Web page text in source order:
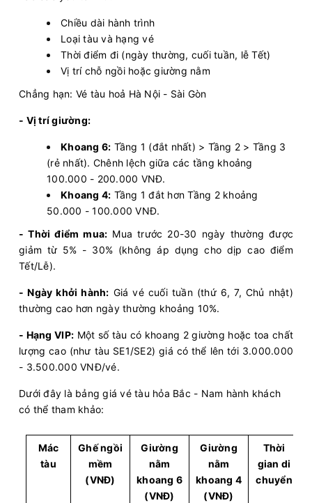
Chiều dài hành trình
Loại tàu và hạng vé
Thời điểm đi (ngày thường, cuối tuần, lễ Tết)
Vị trí chỗ ngồi hoặc giường nằm
Chẳng hạn: Vé tàu hoả Hà Nội - Sài Gòn
- Vị trí giường:
Khoang 6: Tầng 1 (đắt nhất) > Tầng 2 > Tầng 3
(rẻ nhất). Chênh lệch giữa các tầng khoảng
100.000 - 200.000 VNĐ.
Khoang 4: Tầng 1 đắt hơn Tầng 2 khoảng
50.000 - 100.000 VNĐ.
- Thời điểm mua: Mua trước 20-30 ngày thường được
giảm từ 5% - 30% (không áp dụng cho dịp cao điểm
Tết/Lễ).
- Ngày khởi hành: Giá vé cuối tuần (thứ 6, 7, Chủ nhật)
thường cao hơn ngày thường khoảng 10%.
- Hạng VIP: Một số tàu có khoang 2 giường hoặc toa chất
lượng cao (như tàu SE1/SE2) giá có thể lên tới 3.000.000
- 3.500.000 VNĐ/vé.
Dưới đây là bảng giá vé tàu hỏa Bắc - Nam hành khách
có thể tham khảo:
Mác
tàu
Ghế ngồi
mềm
(VNĐ)
Giường
nằm
khoang 6
(VNĐ)
Giường
nằm
khoang 4
(VNĐ)
Thời
gian di
chuyển